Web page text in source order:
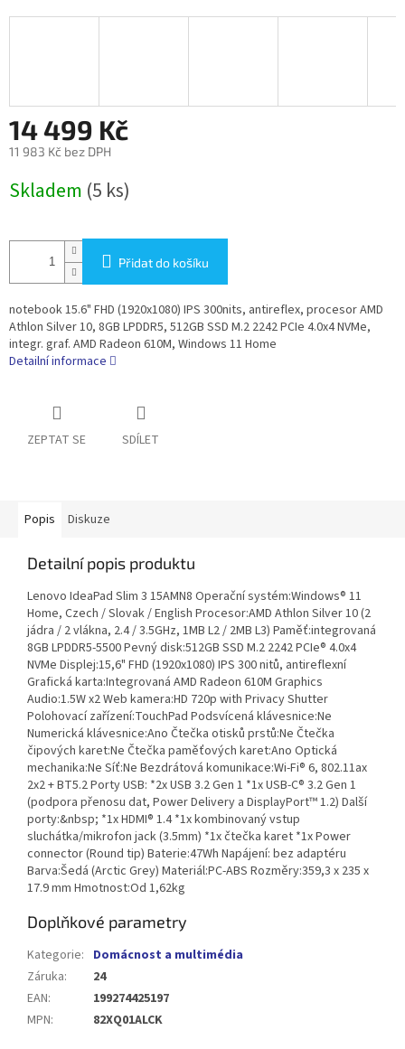
14 499 Kč
11 983 Kč bez DPH
cena:
Skladem (5 ks)
Přidat do košíku
notebook 15.6" FHD (1920x1080) IPS 300nits, antireflex, procesor AMD
Athlon Silver 10, 8GB LPDDR5, 512GB SSD M.2 2242 PCIe 4.0x4 NVMe,
integr. graf. AMD Radeon 610M, Windows 11 Home
Detailní informace
ZEPTAT SE SDÍLET
Popis Diskuze
Detailní popis produktu
Lenovo IdeaPad Slim 3 15AMN8 Operační systém:Windows® 11
Home, Czech / Slovak / English Procesor:AMD Athlon Silver 10 (2
jádra / 2 vlákna, 2.4 / 3.5GHz, 1MB L2 / 2MB L3) Paměť:integrovaná
8GB LPDDR5-5500 Pevný disk:512GB SSD M.2 2242 PCIe® 4.0x4
NVMe Displej:15,6" FHD (1920x1080) IPS 300 nitů, antireflexní
Grafická karta:Integrovaná AMD Radeon 610M Graphics
Audio:1.5W x2 Web kamera:HD 720p with Privacy Shutter
Polohovací zařízení:TouchPad Podsvícená klávesnice:Ne
Numerická klávesnice:Ano Čtečka otisků prstů:Ne Čtečka
čipových karet:Ne Čtečka paměťových karet:Ano Optická
mechanika:Ne Síť:Ne Bezdrátová komunikace:Wi-Fi® 6, 802.11ax
2x2 + BT5.2 Porty USB: *2x USB 3.2 Gen 1 *1x USB-C® 3.2 Gen 1
(podpora přenosu dat, Power Delivery a DisplayPort™ 1.2) Další
porty:&nbsp; *1x HDMI® 1.4 *1x kombinovaný vstup
sluchátka/mikrofon jack (3.5mm) *1x čtečka karet *1x Power
connector (Round tip) Baterie:47Wh Napájení: bez adaptéru
Barva:Šedá (Arctic Grey) Materiál:PC-ABS Rozměry:359,3 x 235 x
17.9 mm Hmotnost:Od 1,62kg
Doplňkové parametry
Kategorie: Domácnost a multimédia
Záruka:
24
EAN:
199274425197
MPN: 82XQ01ALCK